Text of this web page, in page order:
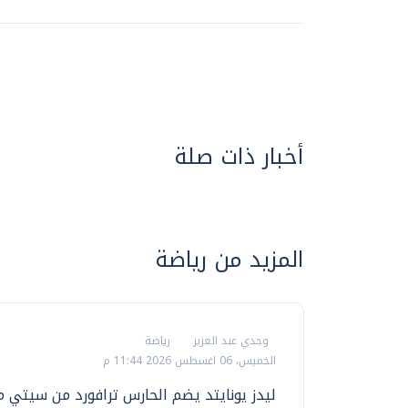
أخبار ذات صلة
المزيد من رياضة
وجدي عبد العزيز
رياضة
الخميس، 06 اغسطس 2026 11:44 م
ليدز يونايتد يضم الحارس ترافورد من سيتي